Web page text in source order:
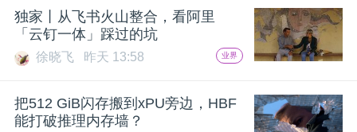
独家丨从飞书火山整合，看阿里
「云钉一体」踩过的坑
徐晓飞 昨天 13:58 业界
把512 GiB闪存搬到xPU旁边，HBF
能打破推理内存墙？